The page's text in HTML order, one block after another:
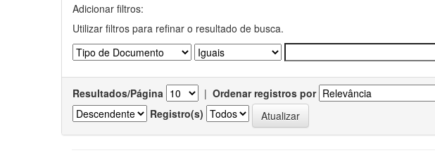
Adicionar filtros:
Utilizar filtros para refinar o resultado de busca.
Resultados/Página | Ordenar registros por
Registro(s)